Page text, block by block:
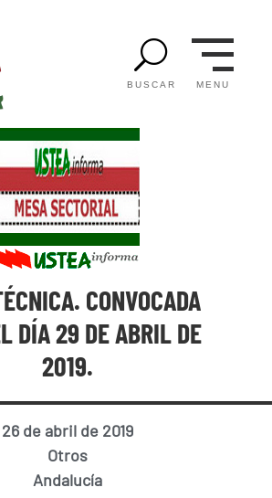
U
BUSCAR MENU
CONVOCADA
DÍA 29 DE ABRIL DE
2019.
26 de abril de 2019
Otros
Andalucía